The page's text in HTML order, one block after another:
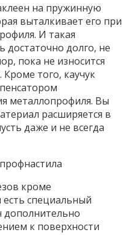
на пружинную
выталкивает его при
И такая
достаточно долго, не
пока не износится
того, каучук
металлопрофиля. Вы
расширяется в
даже и не всегда
кроме
специальный
дополнительно
к поверхности